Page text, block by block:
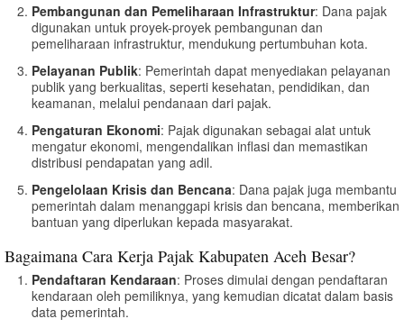
Pembangunan dan Pemeliharaan Infrastruktur: Dana pajak
digunakan untuk proyek-proyek pembangunan dan
pemeliharaan infrastruktur, mendukung pertumbuhan kota.
Pelayanan Publik: Pemerintah dapat menyediakan pelayanan
publik yang berkualitas, seperti kesehatan, pendidikan, dan
keamanan, melalui pendanaan dari pajak.
Pengaturan Ekonomi: Pajak digunakan sebagai alat untuk
mengatur ekonomi, mengendalikan inflasi dan memastikan
distribusi pendapatan yang adil.
Pengelolaan Krisis dan Bencana: Dana pajak juga membantu
pemerintah dalam menanggapi krisis dan bencana, memberikan
bantuan yang diperlukan kepada masyarakat.
Bagaimana Cara Kerja Pajak Kabupaten Aceh Besar?
Pendaftaran Kendaraan: Proses dimulai dengan pendaftaran
kendaraan oleh pemiliknya, yang kemudian dicatat dalam basis
data pemerintah.